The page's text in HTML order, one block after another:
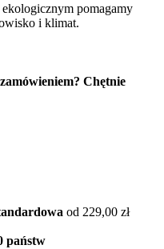
pomagamy
i klimat.
Chętnie
od 229,00 zł
państw